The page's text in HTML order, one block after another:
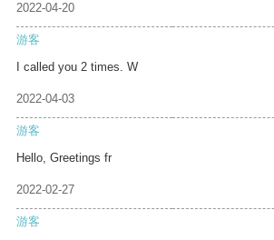
2022-04-20
游客
I called you 2 times. W
2022-04-03
游客
Hello, Greetings fr
2022-02-27
游客